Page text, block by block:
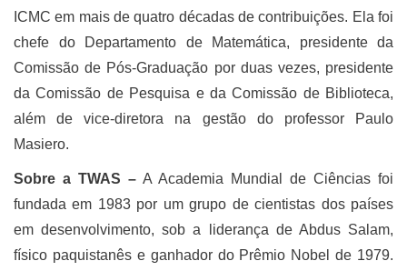
ICMC em mais de quatro décadas de contribuições. Ela foi
chefe do Departamento de Matemática, presidente da
Comissão de Pós-Graduação por duas vezes, presidente
da Comissão de Pesquisa e da Comissão de Biblioteca,
além de vice-diretora na gestão do professor Paulo
Masiero.
Sobre a TWAS – A Academia Mundial de Ciências foi
fundada em 1983 por um grupo de cientistas dos países
em desenvolvimento, sob a liderança de Abdus Salam,
físico paquistanês e ganhador do Prêmio Nobel de 1979.